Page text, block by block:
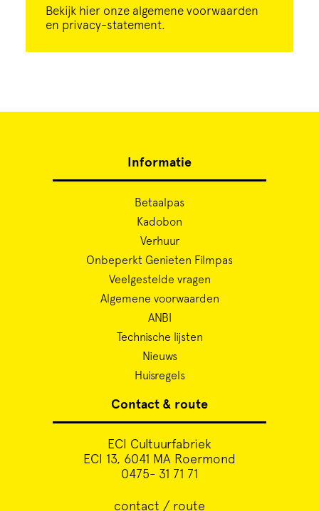
Bekijk hier onze algemene voorwaarden
en privacy-statement.
Informatie
Betaalpas
Kadobon
Verhuur
Onbeperkt Genieten Filmpas
Veelgestelde vragen
Algemene voorwaarden
ANBI
Technische lijsten
Nieuws
Huisregels
Contact & route
ECI Cultuurfabriek
ECI 13, 6041 MA Roermond
0475- 31 71 71
contact / route